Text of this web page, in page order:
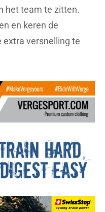
het team te zitten.
en keren de
extra versnelling te